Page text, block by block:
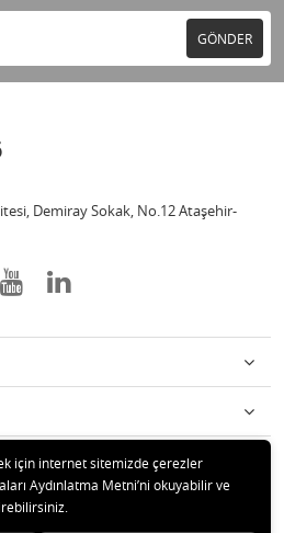
GÖNDER
Demiray Sokak, No.12 Ataşehir-
Ltd. Şti. Tüm hakları saklıdır.
için internet sitemizde çerezler
Aydınlatma Metni’ni okuyabilir ve